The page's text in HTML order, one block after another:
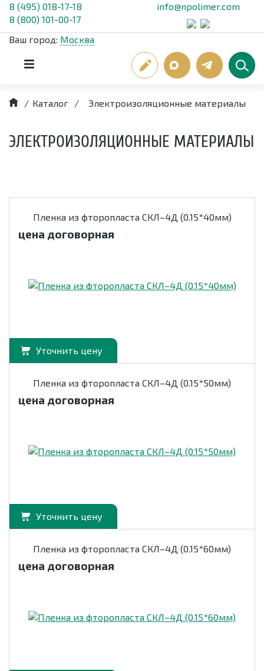
8 (495) 018-17-18
8 (800) 101-00-17
info@npolimer.com
Ваш город: Москва
/ Каталог / Электроизоляционные материалы
ЭЛЕКТРОИЗОЛЯЦИОННЫЕ МАТЕРИАЛЫ
Пленка из фторопласта СКЛ–4Д (0.15*40мм)
цена договорная
Уточнить цену
Пленка из фторопласта СКЛ–4Д (0.15*50мм)
цена договорная
Уточнить цену
Пленка из фторопласта СКЛ–4Д (0.15*60мм)
цена договорная